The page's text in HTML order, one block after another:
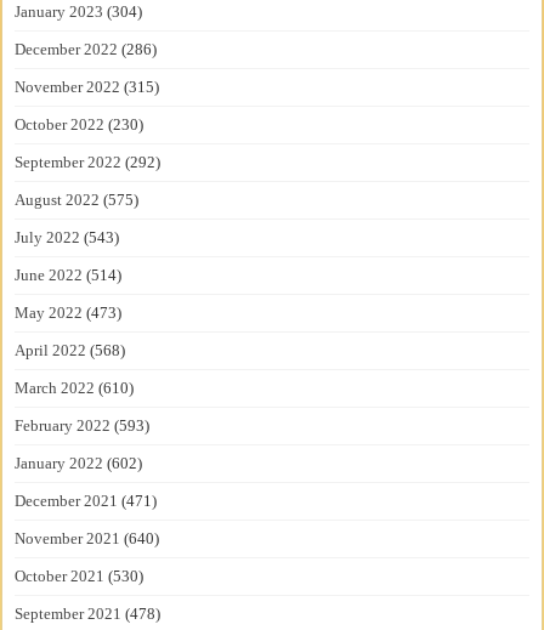
January 2023 (304)
December 2022 (286)
November 2022 (315)
October 2022 (230)
September 2022 (292)
August 2022 (575)
July 2022 (543)
June 2022 (514)
May 2022 (473)
April 2022 (568)
March 2022 (610)
February 2022 (593)
January 2022 (602)
December 2021 (471)
November 2021 (640)
October 2021 (530)
September 2021 (478)